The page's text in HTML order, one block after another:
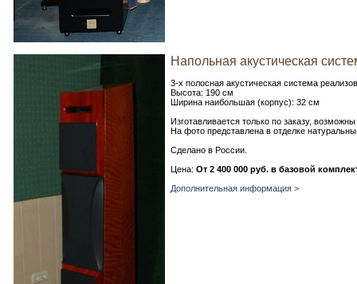
Напольная акустическая
3-х полосная акустическая система
Высота: 190 см
Ширина наибольшая (корпус): 32 см
Изготавливается только по заказу,
На фото представлена в отделке
Сделано в России.
Цена: От 2 400 000 руб. в базовой
Дополнительная информация >